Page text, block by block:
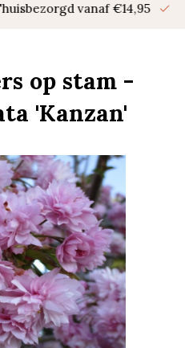
vanaf €14,95
op stam -
'Kanzan'